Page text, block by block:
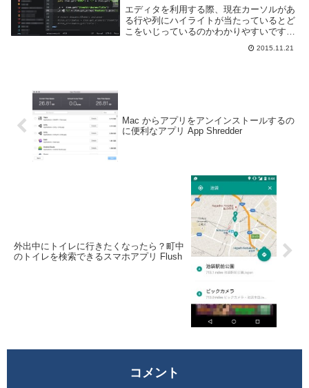
エディタを利用する際、現在カーソルがあ
る行や列にハイライトが当たっているとど
こをいじっているのかわかりやすいです。
また、選択した箇所と同じ文字列はハイラ
イトしてくれると何処でどのような処理が
2015.11.21
Mac からアプリをアンインストールするの
に便利なアプリ App Shredder
外出中にトイレに行きたくなったら？町中
のトイレを検索できるスマホアプリ Flush
コメント